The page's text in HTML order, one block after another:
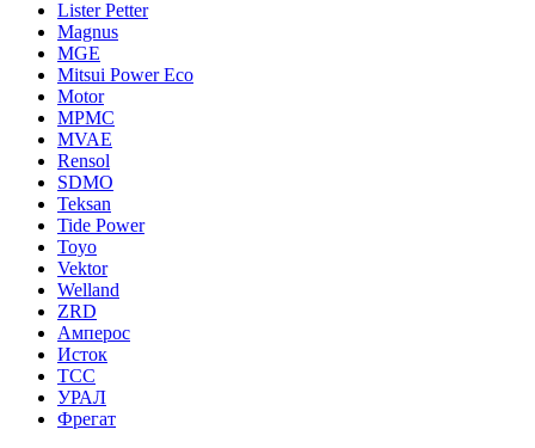
Lister Petter
Magnus
MGE
Mitsui Power Eco
Motor
MPMC
MVAE
Rensol
SDMO
Teksan
Tide Power
Toyo
Vektor
Welland
ZRD
Амперос
Исток
ТСС
УРАЛ
Фрегат